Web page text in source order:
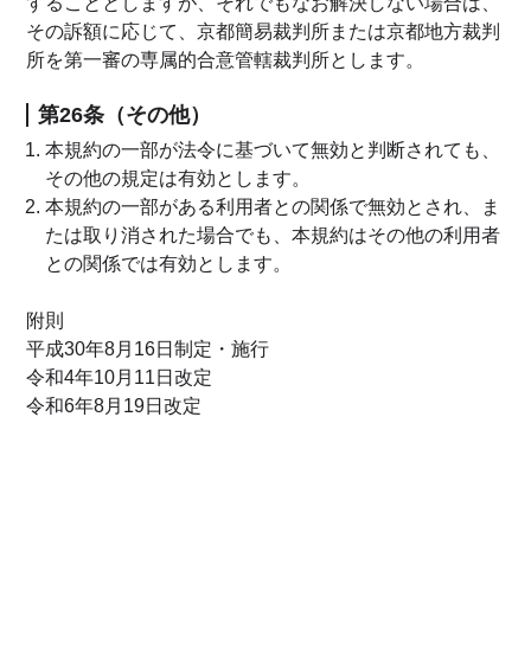
その訴額に応じて、京都簡易裁判所または京都地方裁判
所を第一審の専属的合意管轄裁判所とします。
第26条（その他）
本規約の一部が法令に基づいて無効と判断されても、
その他の規定は有効とします。
本規約の一部がある利用者との関係で無効とされ、ま
たは取り消された場合でも、本規約はその他の利用者
との関係では有効とします。
附則
平成30年8月16日制定・施行
令和4年10月11日改定
令和6年8月19日改定